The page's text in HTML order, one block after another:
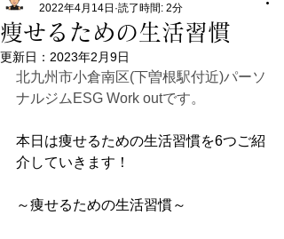
痩せるための生活習慣
2022年4月14日 読了時間: 2分
更新日： 2023年2月9日
北九州市小倉南区(下曽根駅付近)パーソ
ナルジムESG Work outです。
本日は痩せるための生活習慣を6つご紹
介していきます！
～痩せるための生活習慣～